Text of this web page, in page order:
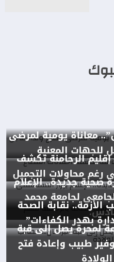
معاناة يومية لمرضى
للجهات المعنية
إقليم الرحامنة تكشف
رغم محاولات التجميل
صحية جديدة.. الإعلام
لجامعة محمد
نقابة الصحة
بهدر الكفاءات”
لمحرة يصل إلى قبة
طبيب وإعادة فتح